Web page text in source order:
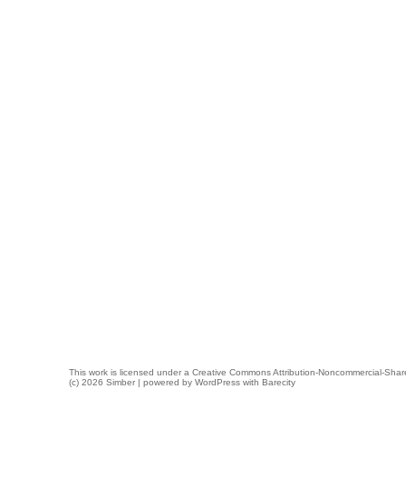
This work is licensed under a Creative Commons Attribution-Noncommercial-
(c) 2026 Simber | powered by WordPress with Barecity